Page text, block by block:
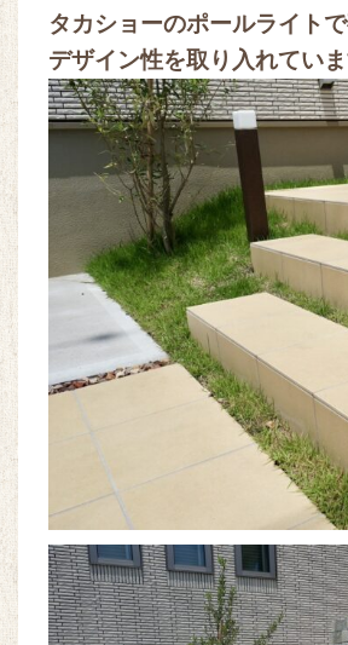
タカショーのポールライト
デザイン性を取り入れていま